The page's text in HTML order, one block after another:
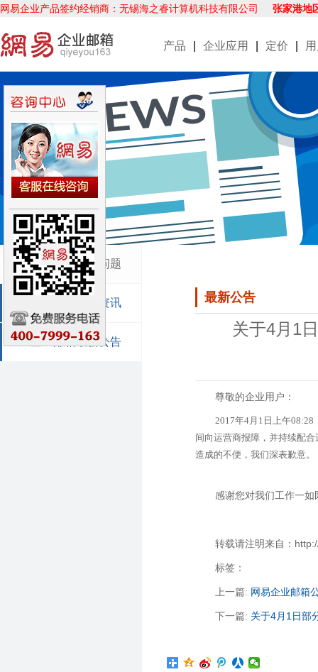
网易企业产品签约经销商：无锡海之睿计算机科技有限公司 张家港地
产品 企业应用 定价
企业邮箱使用问题
企业邮箱新闻资讯
企业邮箱最新公告
最新公告
关于4月1
尊敬的企业用户：
2017年4月1日上午
间向运营商报障，并持续配
造成的不便，我们深表歉意。
感谢您对我们工作一
转载请注明来自：
标签：
上一篇: 网易企业邮箱
下一篇: 关于4月1日部